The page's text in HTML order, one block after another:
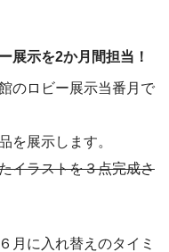
展示を2か月間担当！
のロビー展示当番月で
を展示します。
イラストを３点完成さ
６月に入れ替えのタイミ